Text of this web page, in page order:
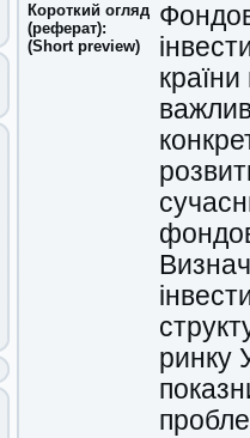
Короткий огляд
(реферат):
(Short preview)
ринку